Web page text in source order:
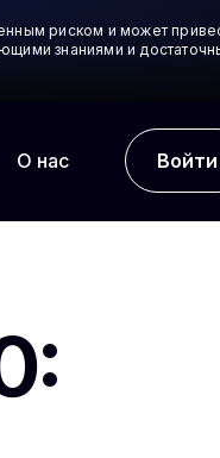
риском и может
знаниями и
О нас Войти